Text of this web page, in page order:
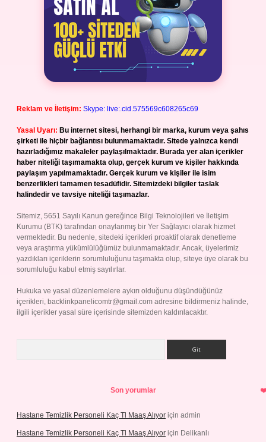
Reklam ve İletişim: Skype: live:.cid.575569c608265c69
Yasal Uyarı: Bu internet sitesi, herhangi bir marka, kurum veya şahıs
şirketi ile hiçbir bağlantısı bulunmamaktadır. Sitede yalnızca kendi
hazırladığımız makaleler paylaşılmaktadır. Burada yer alan içerikler
haber niteliği taşımamakta olup, gerçek kurum ve kişiler hakkında
paylaşım yapılmamaktadır. Gerçek kurum ve kişiler ile isim
benzerlikleri tamamen tesadüfidir. Sitemizdeki bilgiler taslak
halindedir ve tavsiye niteliği taşımazlar.
Sitemiz, 5651 Sayılı Kanun gereğince Bilgi Teknolojileri ve İletişim
Kurumu (BTK) tarafından onaylanmış bir Yer Sağlayıcı olarak hizmet
vermektedir. Bu nedenle, sitedeki içerikleri proaktif olarak denetleme
veya araştırma yükümlülüğümüz bulunmamaktadır. Ancak, üyelerimiz
yazdıkları içeriklerin sorumluluğunu taşımakta olup, siteye üye olarak bu
sorumluluğu kabul etmiş sayılırlar.
Hukuka ve yasal düzenlemelere aykırı olduğunu düşündüğünüz
içerikleri, backlinkpanelicomtr@gmail.com adresine bildirmeniz halinde,
ilgili içerikler yasal süre içerisinde sitemizden kaldırılacaktır.
Son yorumlar
Hastane Temizlik Personeli Kaç Tl Maaş Alıyor için admin
Hastane Temizlik Personeli Kaç Tl Maaş Alıyor için Delikanlı